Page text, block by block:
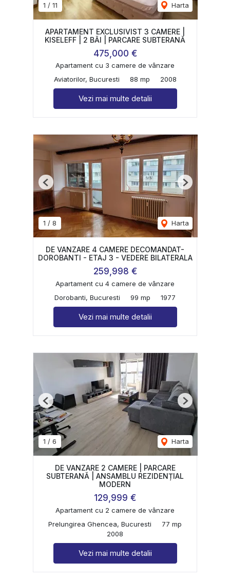
1 / 11 Harta
APARTAMENT EXCLUSIVIST 3 CAMERE |
KISELEFF | 2 BĂI | PARCARE SUBTERANĂ
475,000 €
Apartament cu 3 camere de vânzare
Aviatorilor, Bucuresti
88 mp 2008
Vezi mai multe detalii
1 / 8 Harta
Previous Next
DE VANZARE 4 CAMERE DECOMANDAT-
DOROBANTI - ETAJ 3 - VEDERE BILATERALA
259,998 €
Apartament cu 4 camere de vânzare
Dorobanti, Bucuresti
99 mp 1977
Vezi mai multe detalii
1 / 6 Harta
Previous Next
DE VANZARE 2 CAMERE | PARCARE
SUBTERANĂ | ANSAMBLU REZIDENȚIAL
MODERN
129,999 €
Apartament cu 2 camere de vânzare
Prelungirea Ghencea, Bucuresti
77 mp
2008
Vezi mai multe detalii